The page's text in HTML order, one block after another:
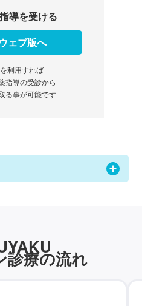
導を受ける
ェブ版へ
を利用すれば
指導の受診から
る事が可能です
診療の流れ